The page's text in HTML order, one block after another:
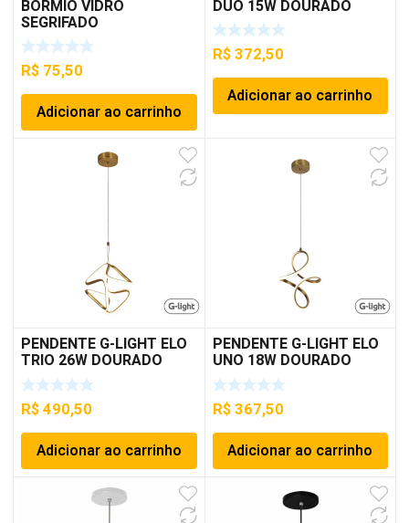
BORMIO VIDRO
SEGRIFADO
R$ 75,50
Adicionar ao carrinho
DUO 15W DOURADO
R$372,50
Adicionar ao carrinho
PENDENTE G-LIGHT ELO
TRIO 26W DOURADO
R$490,50
Adicionar ao carrinho
PENDENTE G-LIGHT ELO
UNO 18W DOURADO
R$367,50
Adicionar ao carrinho